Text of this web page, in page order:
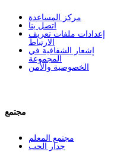
مركز المساعدة
اتصل بنا
إعدادات ملفات تعريف
الارتباط
إشعار الشفافية في
المجموعة
الخصوصية والأمن
مجتمع
مجتمع المعلم
جدار الحب